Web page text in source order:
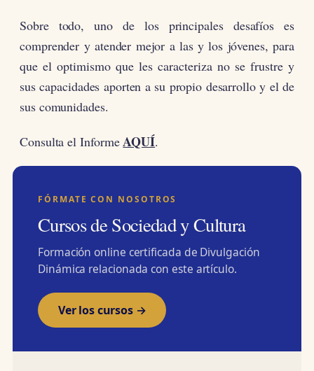
Sobre todo, uno de los principales desafíos es
comprender y atender mejor a las y los jóvenes, para
que el optimismo que les caracteriza no se frustre y
sus capacidades aporten a su propio desarrollo y el de
sus comunidades.
Consulta el InformeAQUÍ.
FÓRMATE CON NOSOTROS
Cursos de Sociedad y Cultura
Formación online certificada de Divulgación
Dinámica relacionada con este artículo.
Ver los cursos →